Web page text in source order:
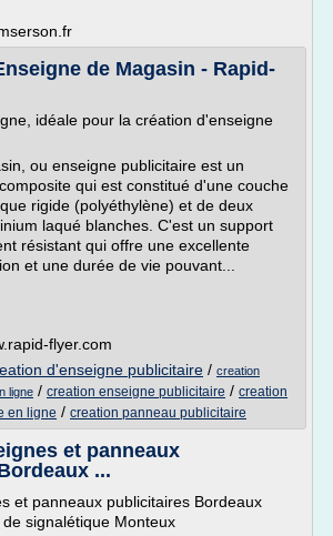
de Magasin - Rapid-
idéale pour la création d'enseigne
ou enseigne publicitaire est un
qui est constitué d'une couche
rigide (polyéthylène) et de deux
laqué blanches. C'est un support
résistant qui offre une excellente
et une durée de vie pouvant...
flyer.com
d'enseigne publicitaire / creation
ligne / creation enseigne publicitaire / creation
en ligne / creation panneau publicitaire
et panneaux
...
et panneaux publicitaires Bordeaux
signalétique Monteux